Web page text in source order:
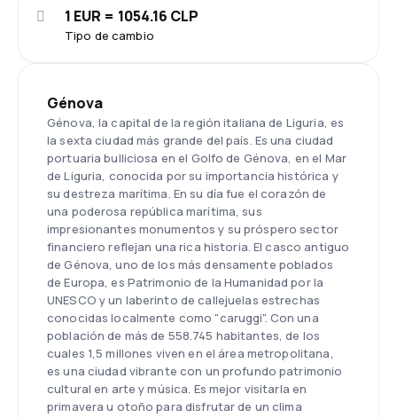
Tipo de cambio
1 EUR = 1054.16 CLP
Génova
Génova, la capital de la región italiana de Liguria, es
la sexta ciudad más grande del país. Es una ciudad
portuaria bulliciosa en el Golfo de Génova, en el Mar
de Liguria, conocida por su importancia histórica y
su destreza marítima. En su día fue el corazón de
una poderosa república marítima, sus
impresionantes monumentos y su próspero sector
financiero reflejan una rica historia. El casco antiguo
de Génova, uno de los más densamente poblados
de Europa, es Patrimonio de la Humanidad por la
UNESCO y un laberinto de callejuelas estrechas
conocidas localmente como "caruggi". Con una
población de más de 558.745 habitantes, de los
cuales 1,5 millones viven en el área metropolitana,
es una ciudad vibrante con un profundo patrimonio
cultural en arte y música. Es mejor visitarla en
primavera u otoño para disfrutar de un clima